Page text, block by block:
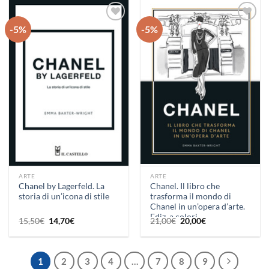
-5%
alla lista
dei
desideri
ARTE
Chanel by Lagerfeld. La
storia di un’icona di stile
15,50€ Il
prezzo
originale
15,50€.
14,70€Il
attuale
14,70€.
-5%
Aggiungi
alla lista
desideri
ARTE
Chanel. Il libro che
trasforma il mondo di
Chanel in un’opera d’arte.
Ediz. a colori
21,00€ Il
prezzo
originale
21,00€.
20,00€Il
attuale
20,00€.
1 2 3 4 … 7 8 9